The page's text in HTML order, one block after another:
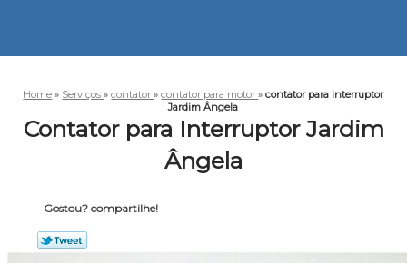
Home » Serviços»contator»contator para motor»contator para interruptor
Jardim Ângela
Contator para Interruptor Jardim
Ângela
Gostou? compartilhe!